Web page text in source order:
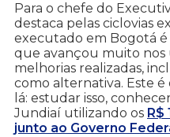
Para o chefe do
destaca pelas ciclovias
executado em Bogotá é
que avançou muito nos
melhorias realizadas,
como alternativa. Este é
lá: estudar isso,
Jundiaí utilizando os R$
junto ao Governo